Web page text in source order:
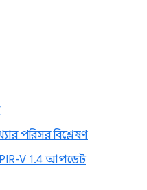
পরিসর বিশ্লেষণ
V 1.4 আপডেট